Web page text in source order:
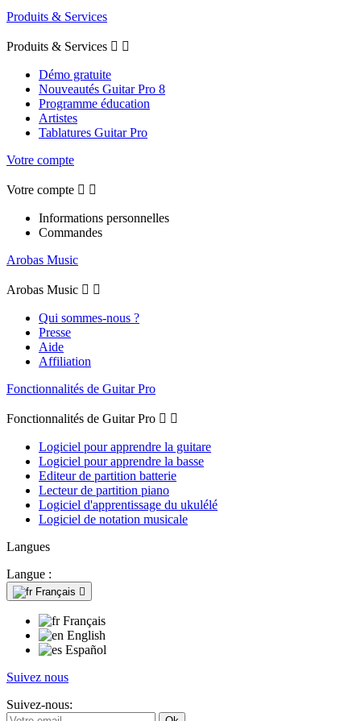
Produits & Services
Produits & Services  
Démo gratuite
Nouveautés Guitar Pro 8
Programme éducation
Artistes
Tablatures Guitar Pro
Votre compte
Votre compte  
Informations personnelles
Commandes
Arobas Music
Arobas Music  
Qui sommes-nous ?
Presse
Aide
Affiliation
Fonctionnalités de Guitar Pro
Fonctionnalités de Guitar Pro  
Logiciel pour apprendre la guitare
Logiciel pour apprendre la basse
Editeur de partition batterie
Lecteur de partition piano
Logiciel d'apprentissage du ukulélé
Logiciel de notation musicale
Langues
Langue :
Français 
Français
English
Español
Suivez nous
Suivez-nous: